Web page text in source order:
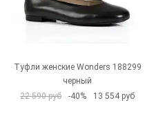
Туфли женские Wonders 188299
черный
22 590 руб
-40% 13 554 руб